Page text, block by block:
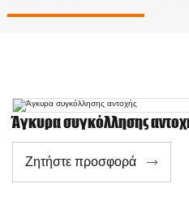
Άγκυρα συγκόλλησης
Ζητήστε προσφορά 